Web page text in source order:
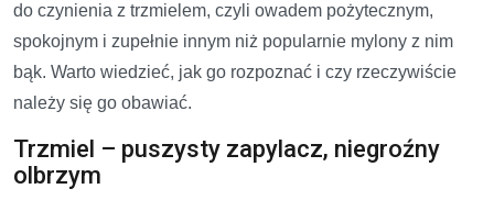
do czynienia z trzmielem, czyli owadem pożytecznym,
spokojnym i zupełnie innym niż popularnie mylony z nim
bąk. Warto wiedzieć, jak go rozpoznać i czy rzeczywiście
należy się go obawiać.
Trzmiel – puszysty zapylacz, niegroźny
olbrzym